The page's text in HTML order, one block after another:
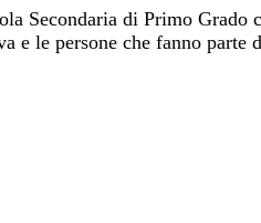
Secondaria di Primo Grado
e le persone che fanno parte